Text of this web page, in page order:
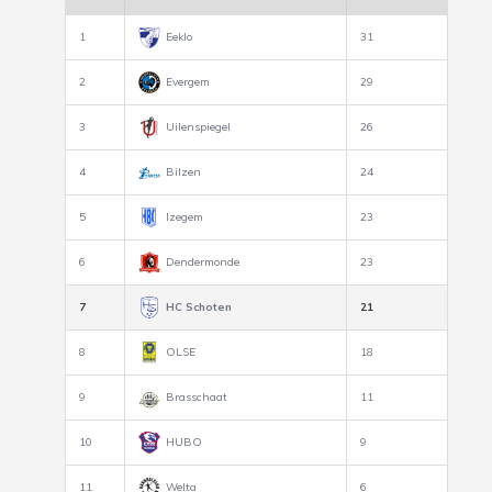
1 Eeklo 31
2 Evergem 29
3 Uilenspiegel 26
4 Bilzen 24
5 Izegem 23
6 Dendermonde 23
7 HC Schoten 21
8 OLSE 18
9 Brasschaat 11
10 HUBO 9
11 Welta 6